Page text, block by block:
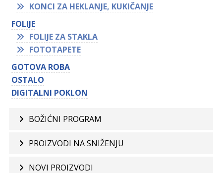
KONCI ZA HEKLANJE, KUKIČANJE
FOLIJE
FOLIJE ZA STAKLA
FOTOTAPETE
GOTOVA ROBA
OSTALO
DIGITALNI POKLON
BOŽIĆNI PROGRAM
PROIZVODI NA SNIŽENJU
NOVI PROIZVODI